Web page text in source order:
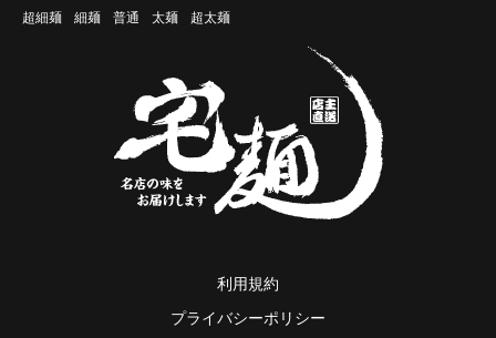
超細麺
細麺 普通 太麺 超太麺
利用規約
プライバシーポリシー